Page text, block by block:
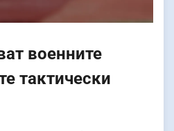
военните
тактически